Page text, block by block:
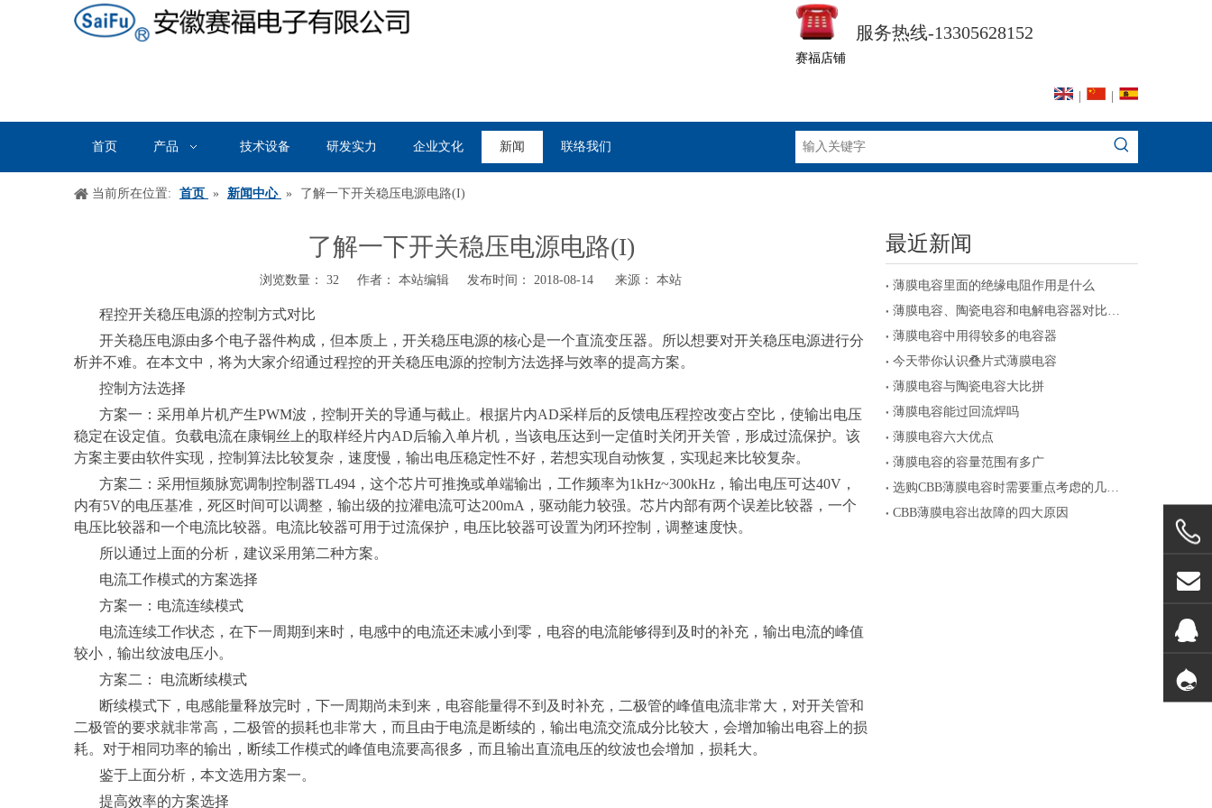
服务热线-13305628152
赛福店铺
首页 产品 技术设备 研发实力 企业文化 新闻 联络我们
当前所在位置: 首页 » 新闻中心 » 了解一下开关稳压电源电路(I)
了解一下开关稳压电源电路(I)
浏览数量： 32 作者： 本站编辑 发布时间： 2018-08-14 来源： 本站
["wechat","weibo","qzone","douban","email"]
程控开关稳压电源的控制方式对比
开关稳压电源由多个电子器件构成，但本质上，开关稳压电源的核心是一个直流变压器。所以想要对开关稳压电源进行分
析并不难。在本文中，将为大家介绍通过程控的开关稳压电源的控制方法选择与效率的提高方案。
控制方法选择
方案一：采用单片机产生PWM波，控制开关的导通与截止。根据片内AD采样后的反馈电压程控改变占空比，使输出电压
稳定在设定值。负载电流在康铜丝上的取样经片内AD后输入单片机，当该电压达到一定值时关闭开关管，形成过流保护。该
方案主要由软件实现，控制算法比较复杂，速度慢，输出电压稳定性不好，若想实现自动恢复，实现起来比较复杂。
方案二：采用恒频脉宽调制控制器TL494，这个芯片可推挽或单端输出，工作频率为1kHz~300kHz，输出电压可达40V，
内有5V的电压基准，死区时间可以调整，输出级的拉灌电流可达200mA，驱动能力较强。芯片内部有两个误差比较器，一个
电压比较器和一个电流比较器。电流比较器可用于过流保护，电压比较器可设置为闭环控制，调整速度快。
所以通过上面的分析，建议采用第二种方案。
电流工作模式的方案选择
方案一：电流连续模式
电流连续工作状态，在下一周期到来时，电感中的电流还未减小到零，电容的电流能够得到及时的补充，输出电流的峰值
较小，输出纹波电压小。
方案二：
电流断续模式
断续模式下，电感能量释放完时，下一周期尚未到来，电容能量得不到及时补充，二极管的峰值电流非常大，对开关管和
二极管的要求就非常高，二极管的损耗也非常大，而且由于电流是断续的，输出电流交流成分比较大，会增加输出电容上的损
耗。对于相同功率的输出，断续工作模式的峰值电流要高很多，而且输出直流电压的纹波也会增加，损耗大。
鉴于上面分析，本文选用方案一。
提高效率的方案选择
最近新闻
薄膜电容里面的绝缘电阻作用是什么
薄膜电容、陶瓷电容和电解电容器对比及注意事项
薄膜电容中用得较多的电容器
今天带你认识叠片式薄膜电容
薄膜电容与陶瓷电容大比拼
薄膜电容能过回流焊吗
薄膜电容六大优点
薄膜电容的容量范围有多广
选购CBB薄膜电容时需要重点考虑的几个参数
CBB薄膜电容出故障的四大原因